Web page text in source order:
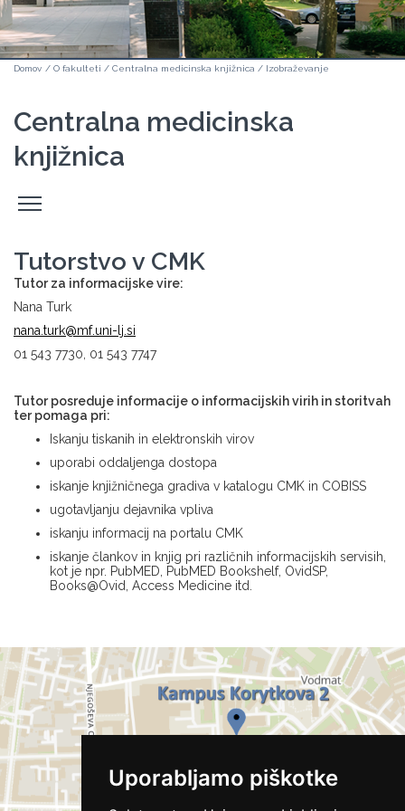
Uporabljamo piškotke
Domov / O fakulteti / Centralna medicinska knjižnica / Izobraževanje
Centralna medicinska
knjižnica
Odpri
stranski
Tutorstvo v CMK
Tutor za informacijske vire:
Nana Turk
nana.turk​​​​​​​@mf.uni-lj.si
01 543 7730, 01 543 7747
Tutor posreduje informacije o informacijskih virih in storitvah
ter pomaga pri:
Iskanju tiskanih in elektronskih virov
uporabi oddaljenga dostopa
iskanje knjižničnega gradiva v katalogu CMK in COBISS
ugotavljanju dejavnika vpliva
iskanju informacij na portalu CMK
iskanje člankov in knjig pri različnih informacijskih servisih,
kot je npr. PubMED, PubMED Bookshelf, OvidSP,
Books@Ovid, Access Medicine itd.